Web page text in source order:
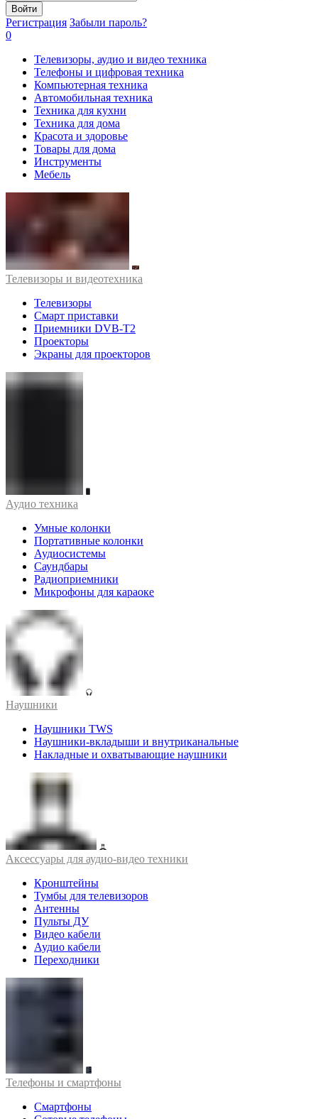
Войти
Регистрация Забыли пароль?
0
Телевизоры, аудио и видео техника
Телефоны и цифровая техника
Компьютерная техника
Автомобильная техника
Техника для кухни
Техника для дома
Красота и здоровье
Товары для дома
Инструменты
Мебель
Телевизоры и видеотехника
Телевизоры
Смарт приставки
Приемники DVB-T2
Проекторы
Экраны для проекторов
Аудио техника
Умные колонки
Портативные колонки
Аудиосистемы
Саундбары
Радиоприемники
Микрофоны для караоке
Наушники
Наушники TWS
Наушники-вкладыши и внутриканальные
Накладные и охватывающие наушники
Аксессуары для аудио-видео техники
Кронштейны
Тумбы для телевизоров
Антенны
Пульты ДУ
Видео кабели
Аудио кабели
Переходники
Телефоны и смартфоны
Смартфоны